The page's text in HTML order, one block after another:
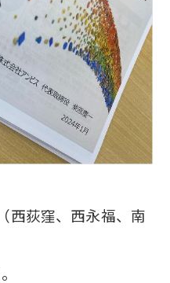
西荻窪、西永福、南